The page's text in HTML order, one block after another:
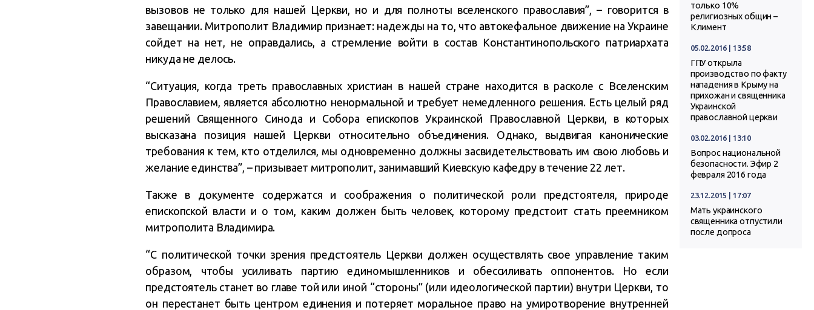
вызовов не только для нашей Церкви, но и для полноты вселенского православия”, – говорится в
завещании. Митрополит Владимир признает: надежды на то, что автокефальное движение на Украине
сойдет на нет, не оправдались, а стремление войти в состав Константинопольского патриархата
никуда не делось.
“Ситуация, когда треть православных христиан в нашей стране находится в расколе с Вселенским
Православием, является абсолютно ненормальной и требует немедленного решения. Есть целый ряд
решений Священного Синода и Собора епископов Украинской Православной Церкви, в которых
высказана позиция нашей Церкви относительно объединения. Однако, выдвигая канонические
требования к тем, кто отделился, мы одновременно должны засвидетельствовать им свою любовь и
желание единства”, – призывает митрополит, занимавший Киевскую кафедру в течение 22 лет.
Также в документе содержатся и соображения о политической роли предстоятеля, природе
епископской власти и о том, каким должен быть человек, которому предстоит стать преемником
митрополита Владимира.
“С политической точки зрения предстоятель Церкви должен осуществлять свое управление таким
образом, чтобы усиливать партию единомышленников и обессиливать оппонентов. Но если
предстоятель станет во главе той или иной “стороны” (или идеологической партии) внутри Церкви, то
он перестанет быть центром единения и потеряет моральное право на умиротворение внутренней
только 10%
религиозных общин –
Климент
05.02.2016 | 13:58
ГПУ открыла
производство по факту
нападения в Крыму на
прихожан и священника
Украинской
православной церкви
03.02.2016 | 13:10
Вопрос национальной
безопасности. Эфир 2
февраля 2016 года
23.12.2015 | 17:07
Мать украинского
священника отпустили
после допроса